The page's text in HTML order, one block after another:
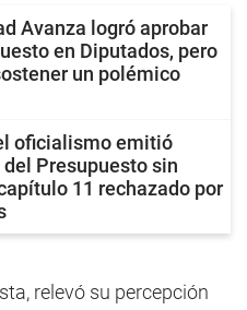
Avanza logró aprobar
en Diputados, pero
un polémico
oficialismo emitió
Presupuesto sin
11 rechazado por
relevó su percepción